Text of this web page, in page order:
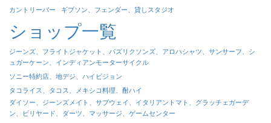
カントリーバー ギブソン、フェンダー、貸しスタジオ
ショップ一覧
ジーンズ、フライトジャケット、パズリクソンズ、アロハシャツ、サンサーフ、シ
ュガーケーン、インディアンモーターサイクル
ソニー特約店、地デジ、ハイビジョン
タコライス、タコス、メキシコ料理、酎ハイ
ダイソー、ジーンズメイト、サブウェイ、イタリアントマト、グラッチェガーデ
ン、ビリヤード、ダーツ、マッサージ、ゲームセンター